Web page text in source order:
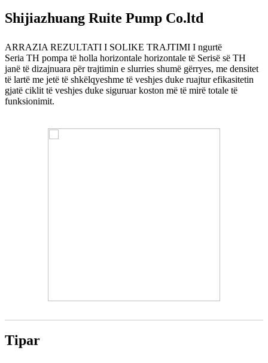
Shijiazhuang Ruite Pump Co.ltd
ARRAZIA REZULTATI I SOLIKE TRAJTIMI I ngurtë
Seria TH pompa të holla horizontale horizontale të Serisë së TH
janë të dizajnuara për trajtimin e slurries shumë gërryes, me densitet
të lartë me jetë të shkëlqyeshme të veshjes duke ruajtur efikasitetin
gjatë ciklit të veshjes duke siguruar koston më të mirë totale të
funksionimit.
Tipar